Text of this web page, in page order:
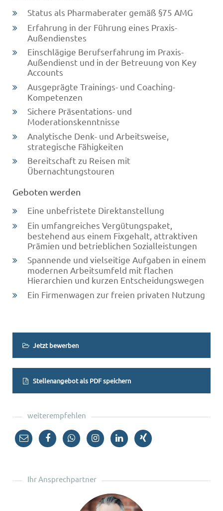
Status als Pharmaberater gemäß §75 AMG
Erfahrung in der Führung eines Praxis-
Außendienstes
Einschlägige Berufserfahrung im Praxis-
Außendienst und in der Betreuung von Key
Accounts
Ausgeprägte Trainings- und Coaching-
Kompetenzen
Sichere Präsentations- und
Moderationskenntnisse
Analytische Denk- und Arbeitsweise,
strategische Fähigkeiten
Bereitschaft zu Reisen mit
Übernachtungstouren
Geboten werden
Eine unbefristete Direktanstellung
Ein umfangreiches Vergütungspaket,
bestehend aus einem Fixgehalt, attraktiven
Prämien und betrieblichen Sozialleistungen
Spannende und vielseitige Aufgaben in einem
modernen Arbeitsumfeld mit flachen
Hierarchien und kurzen Entscheidungswegen
Ein Firmenwagen zur freien privaten Nutzung
Jetzt bewerben
Stellenangebot als PDF speichern
weiterempfehlen
Ihr Ansprechpartner